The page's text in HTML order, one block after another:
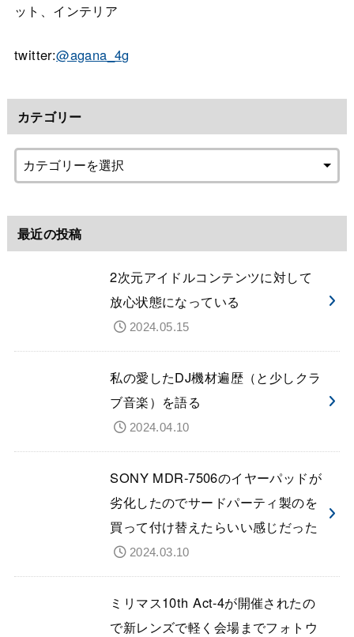
ット、インテリア
twitter:@agana_4g
カテゴリー
最近の投稿
2次元アイドルコンテンツに対して
放心状態になっている
2024.05.15
私の愛したDJ機材遍歴（と少しクラ
ブ音楽）を語る
2024.04.10
SONY MDR-7506のイヤーパッドが
劣化したのでサードパーティ製のを
買って付け替えたらいい感じだった
2024.03.10
ミリマス10th Act-4が開催されたの
で新レンズで軽く会場までフォトウ